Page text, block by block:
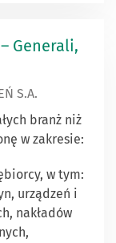
Generali,
S.A.
branż niż
w zakresie:
w tym:
urządzeń i
nakładów